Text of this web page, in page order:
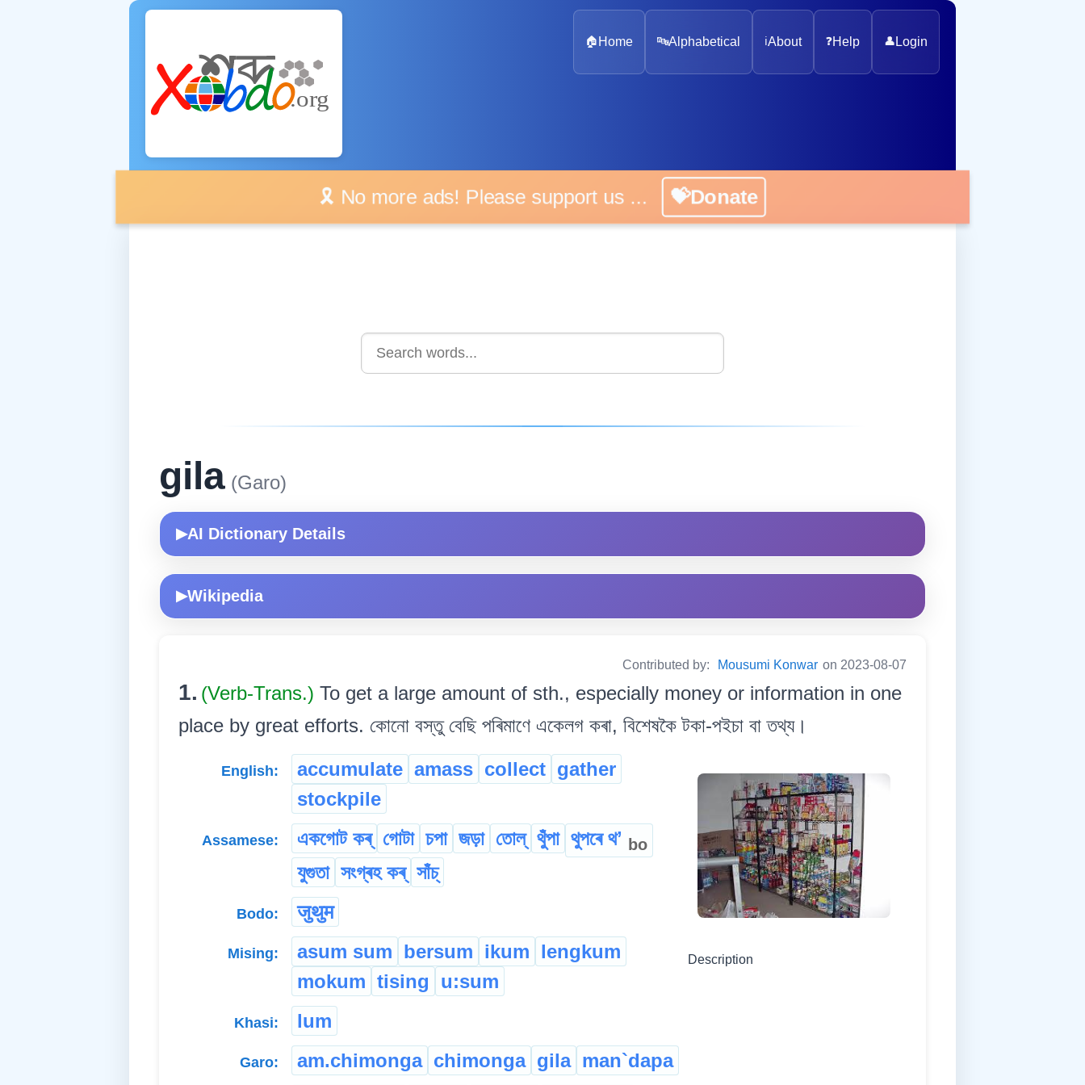
🏠 Home 🔤Alphabetical ℹ️About ❓Help 👤 Login
🎗️ No more ads! Please support us ... 💝Donate
gila (Garo)
▶AI Dictionary Details
▶Wikipedia
Contributed by: Mousumi Konwar on 2023-08-07
1. (Verb-Trans.) To get a large amount of sth., especially money or information in one
place by great efforts. কোনো বস্তু বেছি পৰিমাণে একেলগ কৰা, বিশেষকৈ টকা-পইচা বা তথ্য।
Description
English: accumulate amass collect gather
stockpile
Assamese: একগোট কৰ্ গোটা চপা জড়া তোল্ থুঁপা থুপৰে থʼ bo
যুগুতা সংগ্ৰহ কৰ্ সাঁচ্
Bodo: जुथुम
Mising: asum sum bersum ikum lengkum
mokum tising u:sum
Khasi: lum
Garo: am.chimonga chimonga gila man`dapa